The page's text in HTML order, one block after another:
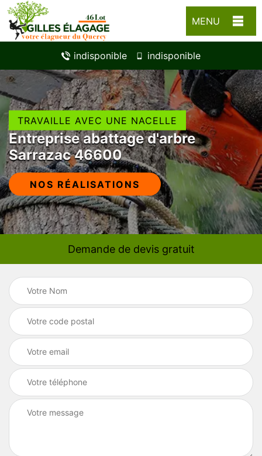
MENU
indisponible indisponible
TRAVAILLE AVEC UNE NACELLE
Entreprise abattage d'arbre
Sarrazac 46600
NOS RÉALISATIONS
Demande de devis gratuit